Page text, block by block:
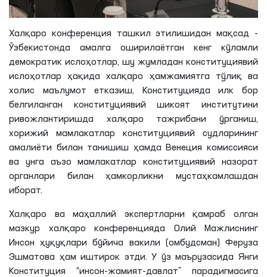
Халқаро конференция ташкил этилишидан мақсад -
Ўзбекистонда амалга оширилаётган кенг кўламли
демократик ислоҳотлар, шу жумладан конституциявий
ислоҳотлар ҳақида халқаро ҳамжамиятга тўлиқ ва
холис маълумот етказиш, Конституцияда илк бор
белгиланган конституциявий шикоят институтини
ривожлантиришда халқаро тажрибани ўрганиш,
хорижий мамлакатлар конституциявий судларининг
амалиёти билан танишиш ҳамда Венеция комиссияси
ва унга аъзо мамлакатлар конституциявий назорат
органлари билан ҳамкорликни мустаҳкамлашдан
иборат.
Халқаро ва маҳаллий экспертларни қамраб олган
мазкур халқаро конференцияда Олий Мажлиснинг
Инсон ҳуқуқлари бўйича вакили (омбудсман) Феруза
Эшматова ҳам иштирок этди. У ўз маърузасида Янги
Конституция “инсон-жамият-давлат” парадигмасига